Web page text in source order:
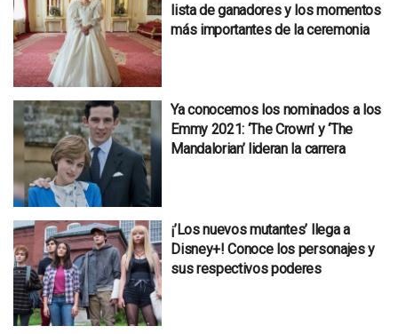
lista de ganadores y los momentos
más importantes de la ceremonia
Ya conocemos los nominados a los
Emmy 2021: ‘The Crown’ y ‘The
Mandalorian’ lideran la carrera
¡’Los nuevos mutantes’ llega a
Disney+! Conoce los personajes y
sus respectivos poderes